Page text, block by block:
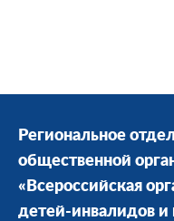
Региональное
общественной
«Всероссийская
детей-инвалидов и